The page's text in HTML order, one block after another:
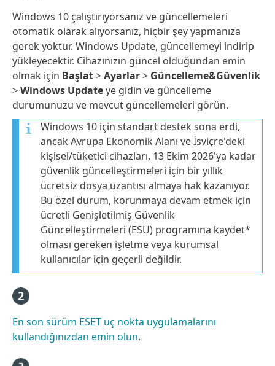
Windows 10 çalıştırıyorsanız ve güncellemeleri
otomatik olarak alıyorsanız, hiçbir şey yapmanıza
gerek yoktur. Windows Update, güncellemeyi indirip
yükleyecektir. Cihazınızın güncel olduğundan emin
olmak için Başlat>Ayarlar> Güncelleme&Güvenlik
>Windows Updateye gidin ve güncelleme
durumunuzu ve mevcut güncellemeleri görün.
Windows 10 için standart destek sona erdi,
ancak Avrupa Ekonomik Alanı ve İsviçre'deki
kişisel/tüketici cihazları, 13 Ekim 2026'ya kadar
güvenlik güncelleştirmeleri için bir yıllık
ücretsiz dosya uzantısı almaya hak kazanıyor.
Bu özel durum, korunmaya devam etmek için
ücretli Genişletilmiş Güvenlik
Güncelleştirmeleri (ESU) programına kaydet*
olması gereken işletme veya kurumsal
kullanıcılar için geçerli değildir.
En son sürüm ESET uç nokta uygulamalarını
kullandığınızdan emin olun.